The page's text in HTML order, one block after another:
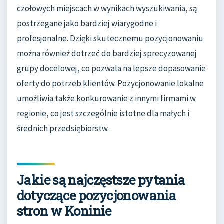
czołowych miejscach w wynikach wyszukiwania, są
postrzegane jako bardziej wiarygodne i
profesjonalne. Dzięki skutecznemu pozycjonowaniu
można również dotrzeć do bardziej sprecyzowanej
grupy docelowej, co pozwala na lepsze dopasowanie
oferty do potrzeb klientów. Pozycjonowanie lokalne
umożliwia także konkurowanie z innymi firmami w
regionie, co jest szczególnie istotne dla małych i
średnich przedsiębiorstw.
Jakie są najczęstsze pytania
dotyczące pozycjonowania
stron w Koninie